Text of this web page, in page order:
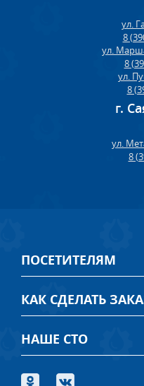
ул.
8
ул.
8
ул.
8
г.
ул.
8
ПОСЕТИТЕЛЯМ
КАК СДЕЛАТЬ
НАШЕ СТО